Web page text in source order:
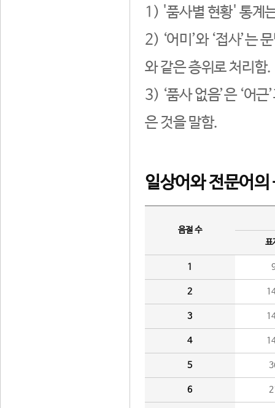
1) '품사별 현황' 통계
2) ‘어미’와 ‘접사’는
와 같은 층위로 처리함.
3) ‘품사 없음’은 ‘어
은 것을 말함.
일상어와 전문어의
음절 수
표
1
2
3
4
5
6